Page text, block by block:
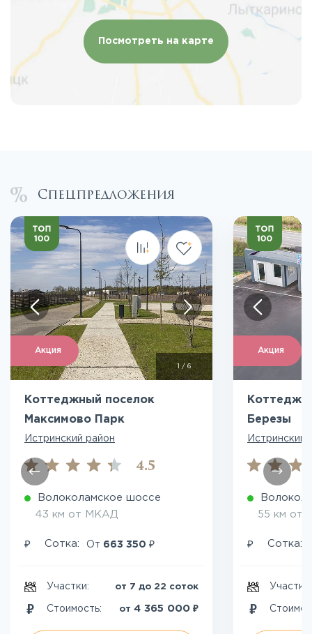
Посмотреть на карте
Спецпредложения
Акция
1 / 6
Коттеджный поселок
Максимово Парк
Истринский район
4.5
Волоколамское шоссе
43 км от МКАД
₽ Сотка: От 663 350 ₽
Участки: от 7 до 22 соток
Стоимость: от 4 365 000 ₽
Акция
Березы
Истринский
55 км от
₽ Сотка:
Участки: